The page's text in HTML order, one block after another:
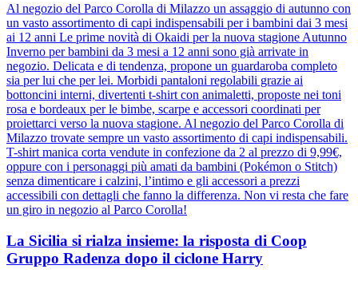
Al negozio del Parco Corolla di Milazzo un assaggio di autunno con
un vasto assortimento di capi indispensabili per i bambini dai 3 mesi
ai 12 anni Le prime novità di Okaidi per la nuova stagione Autunno
Inverno per bambini da 3 mesi a 12 anni sono già arrivate in
negozio. Delicata e di tendenza, propone un guardaroba completo
sia per lui che per lei. Morbidi pantaloni regolabili grazie ai
bottoncini interni, divertenti t-shirt con animaletti, proposte nei toni
rosa e bordeaux per le bimbe, scarpe e accessori coordinati per
proiettarci verso la nuova stagione. Al negozio del Parco Corolla di
Milazzo trovate sempre un vasto assortimento di capi indispensabili.
T-shirt manica corta vendute in confezione da 2 al prezzo di 9,99€,
oppure con i personaggi più amati da bambini (Pokémon o Stitch)
senza dimenticare i calzini, l’intimo e gli accessori a prezzi
accessibili con dettagli che fanno la differenza. Non vi resta che fare
un giro in negozio al Parco Corolla!
La Sicilia si rialza insieme: la risposta di Coop
Gruppo Radenza dopo il ciclone Harry